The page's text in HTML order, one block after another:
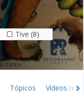
Tive (8)
Tópicos Vídeos (1)